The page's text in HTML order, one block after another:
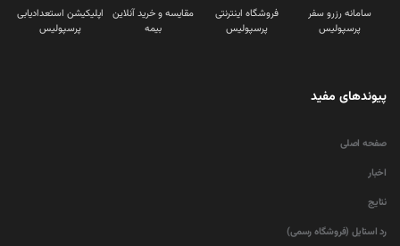
سامانه رزرو سفر
پرسپولیس
فروشگاه اینترنتی
پرسپولیس
مقایسه و خرید آنلاین
بیمه
اپلیکیشن استعدادیابی
پرسپولیس
پیوندهای مفید
صفحه اصلی
اخبار
نتایج
رد استایل (فروشگاه رسمی)